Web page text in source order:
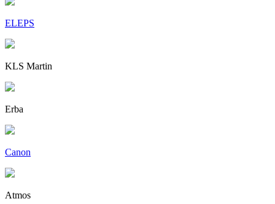
ELEPS
KLS Martin
Erba
Canon
Atmos